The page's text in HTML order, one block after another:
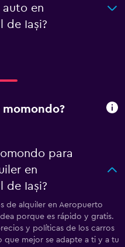
auto en
de Iași?
momondo?
para
en
de Iași?
de alquiler en Aeropuerto
porque es rápido y gratis.
y políticas de los carros
que mejor se adapte a ti y a tu